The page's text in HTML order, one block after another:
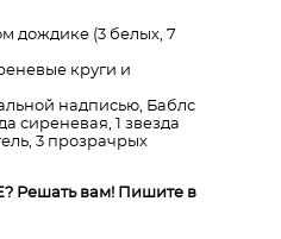
дождике (3 белых, 7
круги и
надписью, Баблс
сиреневая, 1 звезда
3 прозрачрых
вам! Пишите в